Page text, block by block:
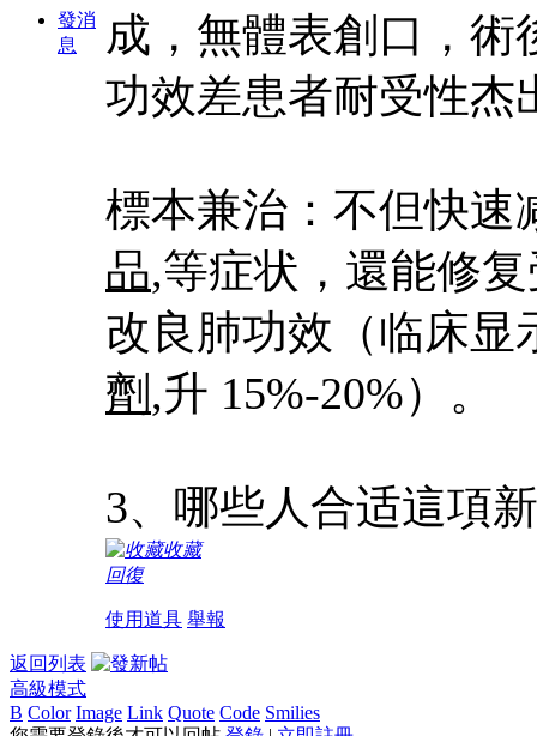
發消
息
成，無體表創口，術
功效差患者耐受性杰
標本兼治：不但快速
品,等症状，還能修
改良肺功效（临床显
劑 ,升 15%-20%）。​
3、哪些人合适這項
收藏
回復
使用道具 舉報
返回列表
高級模式
B Color Image Link Quote Code Smilies